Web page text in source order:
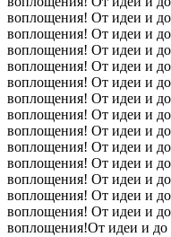
воплощения! От идеи и
воплощения! От идеи и
воплощения! От идеи и
воплощения! От идеи и
воплощения! От идеи и
воплощения! От идеи и
воплощения! От идеи и
воплощения! От идеи и
воплощения! От идеи и
воплощения! От идеи и
воплощения! От идеи и
воплощения! От идеи и
воплощения! От идеи и
воплощения!От идеи и